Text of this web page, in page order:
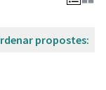
propostes: